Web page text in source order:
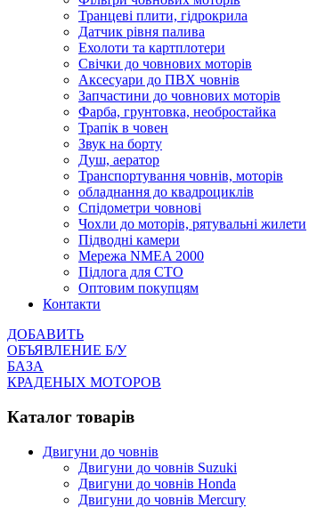
Транцеві плити, гідрокрила
Датчик рівня палива
Ехолоти та картплотери
Cвічки до човнових моторів
Аксесуари до ПВХ човнів
Запчастини до човнових моторів
Фарба, грунтовка, необростайка
Трапік в човен
Звук на борту
Душ, аератор
Транспортування човнів, моторів
обладнання до квадроциклів
Спідометри човнові
Чохли до моторів, рятувальні жилети
Підводні камери
Мережа NMEA 2000
Підлога для СТО
Оптовим покупцям
Контакти
ДОБАВИТЬ
ОБЪЯВЛЕНИЕ Б/У
БАЗА
КРАДЕНЫХ МОТОРОВ
Каталог товарів
Двигуни до човнів
Двигуни до човнів Suzuki
Двигуни до човнів Honda
Двигуни до човнів Mercury